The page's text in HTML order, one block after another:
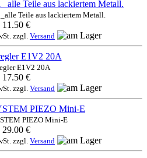
Teile aus lackiertem Metall.
11.50 €
zzgl. Versand
E1V2 20A
17.50 €
zzgl. Versand
PIEZO Mini-E
29.00 €
zzgl. Versand